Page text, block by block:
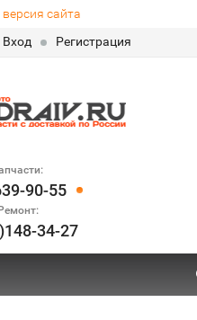
сайта
Вход Регистрация
90-55
Ремонт:
34-27